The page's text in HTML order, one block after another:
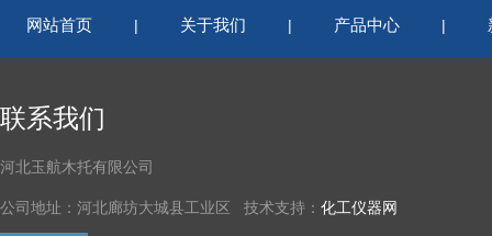
网站首页 | 关于我们 | 产品中心 |
联系我们
河北玉航木托有限公司
公司地址：河北廊坊大城县工业区 技术支持： 化工仪器网